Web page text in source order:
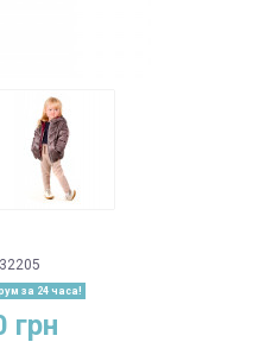
за 24 часа!
грн